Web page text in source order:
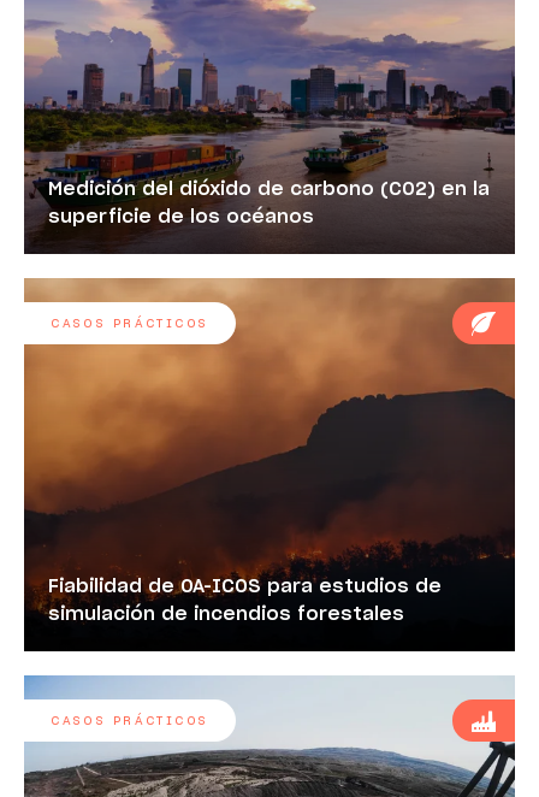
Medición del dióxido de carbono (CO2) en la
superficie de los océanos
Fiabilidad de OA-ICOS para estudios de
simulación de incendios forestales
CASOS PRÁCTICOS
CASOS PRÁCTICOS